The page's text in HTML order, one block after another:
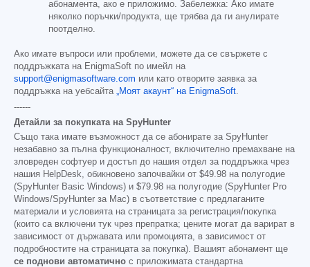
абонамента, ако е приложимо. Забележка: Ако имате
няколко поръчки/продукта, ще трябва да ги анулирате
поотделно.
Ако имате въпроси или проблеми, можете да се свържете с
поддръжката на EnigmaSoft по имейл на
support@enigmasoftware.com или като отворите заявка за
поддръжка на уебсайта „Моят акаунт“ на EnigmaSoft.
------
Детайли за покупката на SpyHunter
Също така имате възможност да се абонирате за SpyHunter
незабавно за пълна функционалност, включително премахване на
зловреден софтуер и достъп до нашия отдел за поддръжка чрез
нашия HelpDesk, обикновено започвайки от $49.98 на полугодие
(SpyHunter Basic Windows) и $79.98 на полугодие (SpyHunter Pro
Windows/SpyHunter за Mac) в съответствие с предлаганите
материали и условията на страницата за регистрация/покупка
(които са включени тук чрез препратка; цените могат да варират в
зависимост от държавата или промоцията, в зависимост от
подробностите на страницата за покупка). Вашият абонамент ще
се поднови автоматично с приложимата стандартна